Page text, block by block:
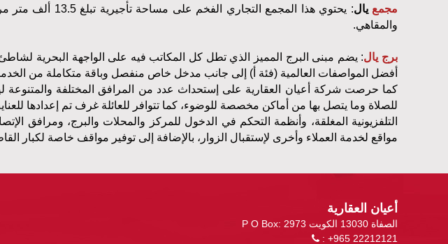
مجمع يال: يحتوي هذا المجمع التجاري الفخم على مساحة تأجيرية تبلغ 13.5
ألف متر
والمقاهي.
برج يال: يضم مبنى البرج المميز الذي تطل كل المكاتب فيه على الواجهة البحرية
أفضل المواصفات العالمية )فئة أ) إلى جانب مدخل خاص منفصل وباقة متكاملة من
كما حرصت شركة أعيان العقارية على إستحداث عدد من المرافق المختلفة والمتنوعة
للصلاة وما يتصل بها من أماكن مخصصة للوضوء، كما تتوافر للعائلة غرف تم إعدادها
التلفزيونية
المغلقة، وأنظمة التحكم في الدخول للمركز والمحلات والبرج، ومرافق
مواقع لخدمة العملاء وأخرى لإستقبال الزوار، بالإضافة إلى توفير مواقف خاصة لكبار
أعيان العقارية
P O Box: 2973 الصفاة 13030 الكويت
: +965 22212121